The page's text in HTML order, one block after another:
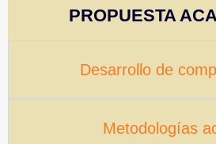
PROPUESTA
Desarrollo de
Metodologías